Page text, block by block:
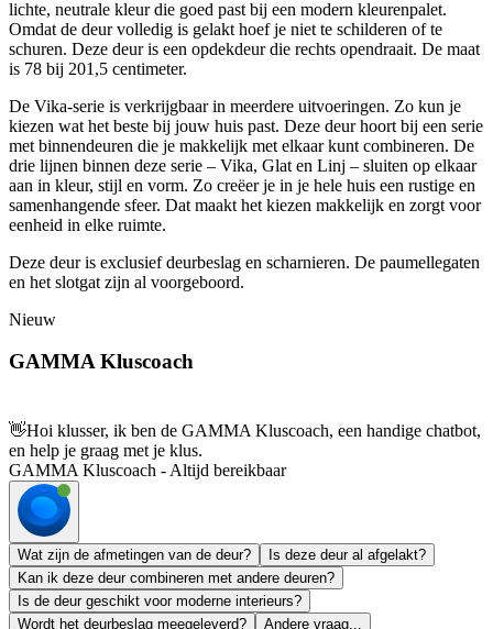
lichte, neutrale kleur die goed past bij een modern kleurenpalet.
Omdat de deur volledig is gelakt hoef je niet te schilderen of te
schuren. Deze deur is een opdekdeur die rechts opendraait. De maat
is 78 bij 201,5 centimeter.
De Vika-serie is verkrijgbaar in meerdere uitvoeringen. Zo kun je
kiezen wat het beste bij jouw huis past. Deze deur hoort bij een serie
met binnendeuren die je makkelijk met elkaar kunt combineren. De
drie lijnen binnen deze serie – Vika, Glat en Linj – sluiten op elkaar
aan in kleur, stijl en vorm. Zo creëer je in je hele huis een rustige en
samenhangende sfeer. Dat maakt het kiezen makkelijk en zorgt voor
eenheid in elke ruimte.
Deze deur is exclusief deurbeslag en scharnieren. De paumellegaten
en het slotgat zijn al voorgeboord.
Nieuw
GAMMA Kluscoach
👋Hoi klusser, ik ben de GAMMA Kluscoach, een handige chatbot,
en help je graag met je klus.
GAMMA Kluscoach - Altijd bereikbaar
Wat zijn de afmetingen van de deur?
Is deze deur al afgelakt?
Kan ik deze deur combineren met andere deuren?
Is de deur geschikt voor moderne interieurs?
Wordt het deurbeslag meegeleverd?
Andere vraag...